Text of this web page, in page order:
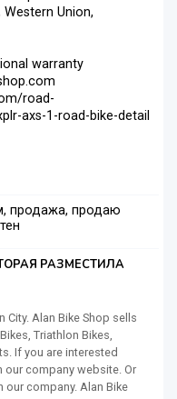
Western Union,
warranty
road-
axs-1-road-bike-detail
продажа, продаю
РАЗМЕСТИЛА
City. Alan Bike Shop sells
Triathlon Bikes,
If you are interested
our company website. Or
our company. Alan Bike